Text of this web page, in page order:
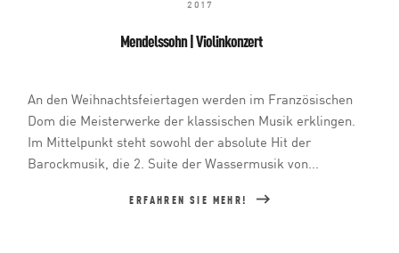
2017
Mendelssohn | Violinkonzert
An den Weihnachtsfeiertagen werden im Französischen
Dom die Meisterwerke der klassischen Musik erklingen.
Im Mittelpunkt steht sowohl der absolute Hit der
Barockmusik, die 2. Suite der Wassermusik von...
ERFAHREN SIE MEHR!